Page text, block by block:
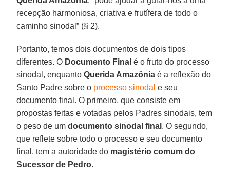
recepção harmoniosa, criativa e frutífera de todo o
caminho sinodal” (§ 2).
Portanto, temos dois documentos de dois tipos
diferentes. O Documento Final é o fruto do processo
sinodal, enquantoQuerida Amazônia é a reflexão do
Santo Padre sobre o processo sinodal e seu
documento final. O primeiro, que consiste em
propostas feitas e votadas pelos Padres sinodais, tem
o peso de umdocumento sinodal final . O segundo,
que reflete sobre todo o processo e seu documento
final, tem a autoridade do magistério comum do
Sucessor de Pedro.